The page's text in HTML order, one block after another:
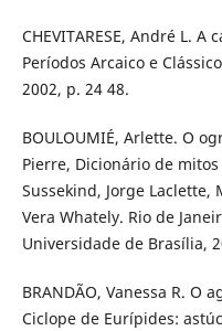
CHEVITARESE, André L.
Períodos Arcaico e
2002, p. 24 48.
BOULOUMIÉ, Arlette. O
Pierre, Dicionário de
Sussekind, Jorge Laclette,
Vera Whately. Rio de
Universidade de Brasília,
BRANDÃO, Vanessa R. O
Ciclope de Eurípides: